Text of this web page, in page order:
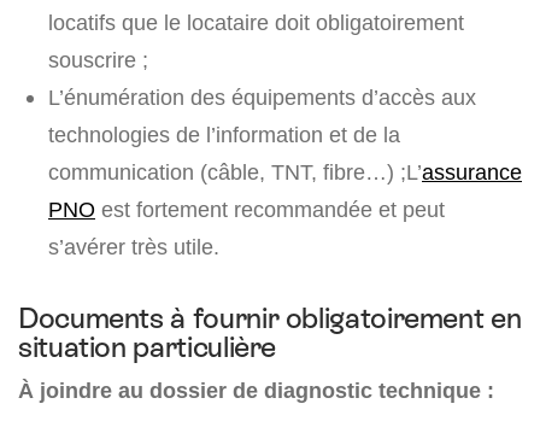
locatifs que le locataire doit obligatoirement
souscrire ;
L’énumération des équipements d’accès aux
technologies de l’information et de la
communication (câble, TNT, fibre…) ;L’assurance
PNO est fortement recommandée et peut
s’avérer très utile.
Documents à fournir obligatoirement en
situation particulière
À joindre au dossier de diagnostic technique :